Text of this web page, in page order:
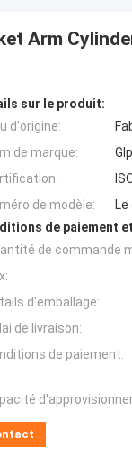
Arm
sur le produit:
d'origine:
de marque:
de modèle:
de paiement
de commande
d'emballage:
de livraison:
de paiement: